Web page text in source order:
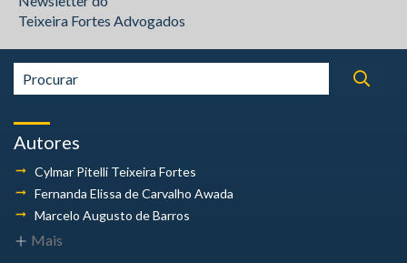
Teixeira Fortes Advogados
Autores
Cylmar Pitelli Teixeira Fortes
Fernanda Elissa de Carvalho Awada
Marcelo Augusto de Barros
Mais